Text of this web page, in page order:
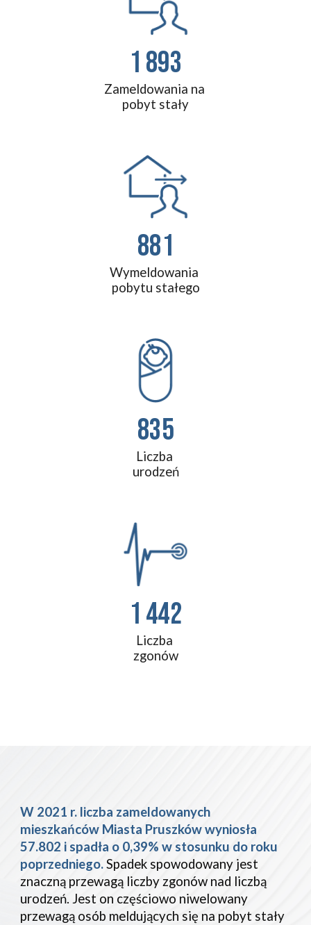
1 893
Zameldowania na
pobyt stały
881
Wymeldowania
pobytu stałego
835
Liczba
urodzeń
1 442
Liczba
zgonów
W 2021 r. liczba zameldowanych
mieszkańców Miasta Pruszków wyniosła
57.802 i spadła o 0,39% w stosunku do roku
poprzedniego. Spadek spowodowany jest
znaczną przewagą liczby zgonów nad liczbą
urodzeń. Jest on częściowo niwelowany
przewagą osób meldujących się na pobyt stały